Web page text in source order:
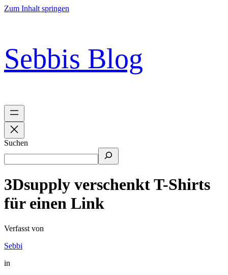
Zum Inhalt springen
Sebbis Blog
Suchen
3Dsupply verschenkt T-Shirts
für einen Link
Verfasst von
Sebbi
in